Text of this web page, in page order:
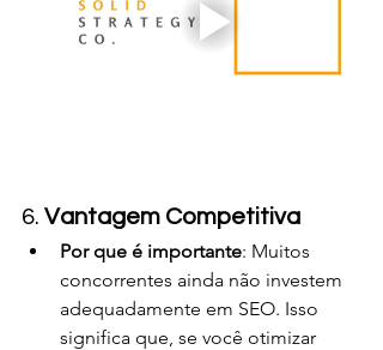
6. Vantagem Competitiva
Por que é importante: Muitos
concorrentes ainda não investem
adequadamente em SEO. Isso
significa que, se você otimizar